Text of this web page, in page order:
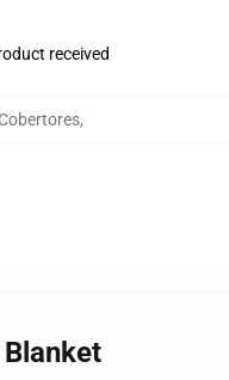
received
,